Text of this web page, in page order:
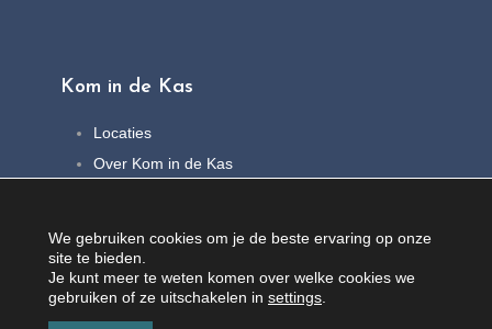
Kom in de Kas
Locaties
Over Kom in de Kas
Contact
We gebruiken cookies om je de beste ervaring op onze
site te bieden.
Je kunt meer te weten komen over welke cookies we
gebruiken of ze uitschakelen in settings